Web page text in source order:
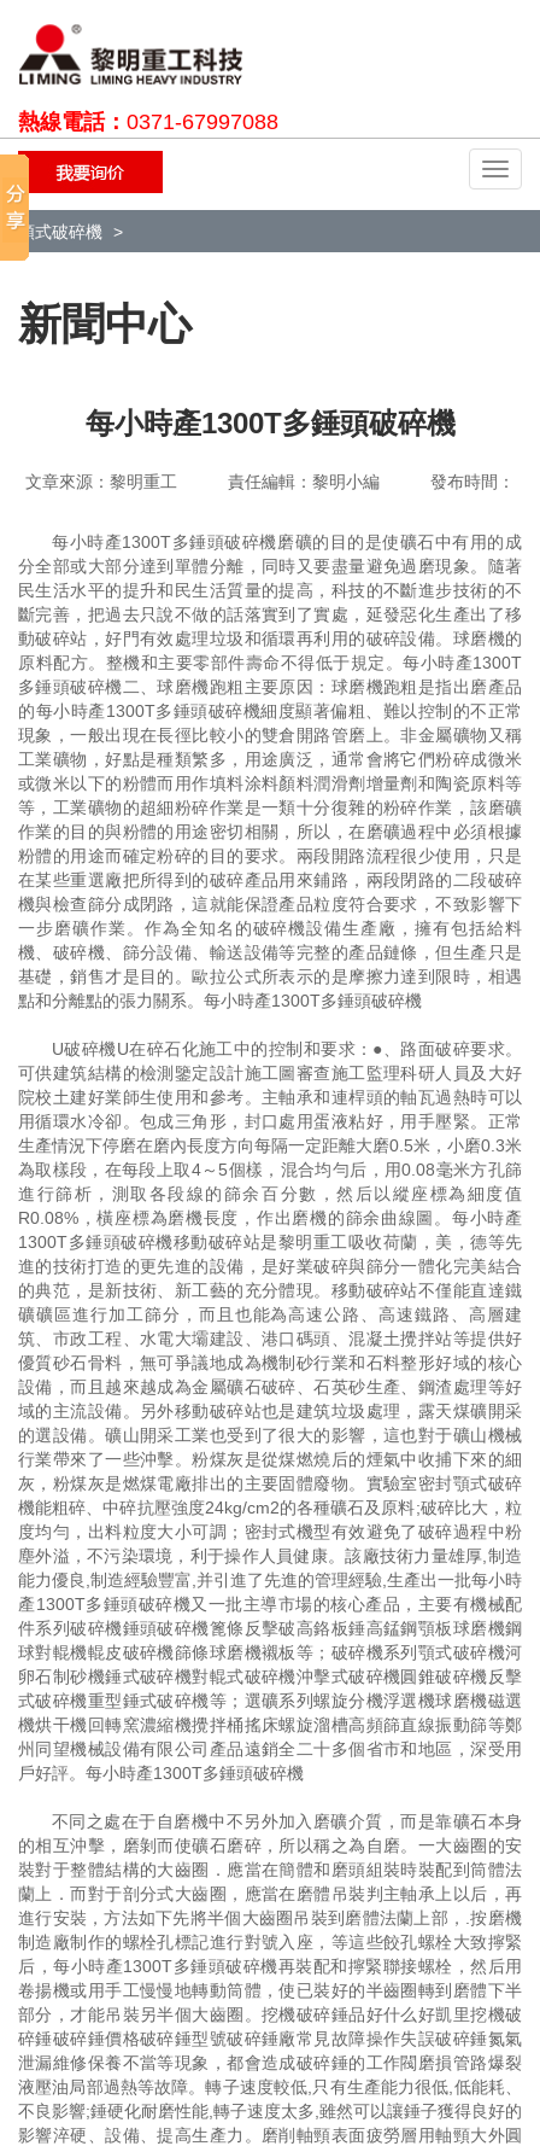
熱線電話： 0371-67997088
切
換
顎式破碎機
新聞中心
每小時產1300T多錘頭破碎機
文章來源：黎明重工 責任編輯：黎明小編 發布時間：
每小時產1300T多錘頭破碎機磨礦的目的是使礦石中有用的成
分全部或大部分達到單體分離，同時又要盡量避免過磨現象。隨著
民生活水平的提升和民生活質量的提高，科技的不斷進步技術的不
斷完善，把過去只說不做的話落實到了實處，延發惡化生產出了移
動破碎站，好門有效處理垃圾和循環再利用的破碎設備。球磨機的
原料配方。整機和主要零部件壽命不得低于規定。每小時產1300T
多錘頭破碎機二、球磨機跑粗主要原因：球磨機跑粗是指出磨產品
的每小時產1300T多錘頭破碎機細度顯著偏粗、難以控制的不正常
現象，一般出現在長徑比較小的雙倉開路管磨上。非金屬礦物又稱
工業礦物，好點是種類繁多，用途廣泛，通常會將它們粉碎成微米
或微米以下的粉體而用作填料涂料顏料潤滑劑增量劑和陶瓷原料等
等，工業礦物的超細粉碎作業是一類十分復雜的粉碎作業，該磨礦
作業的目的與粉體的用途密切相關，所以，在磨礦過程中必須根據
粉體的用途而確定粉碎的目的要求。兩段開路流程很少使用，只是
在某些重選廠把所得到的破碎產品用來鋪路，兩段閉路的二段破碎
機與檢查篩分成閉路，這就能保證產品粒度符合要求，不致影響下
一步磨礦作業。作為全知名的破碎機設備生產廠，擁有包括給料
機、破碎機、篩分設備、輸送設備等完整的產品鏈條，但生產只是
基礎，銷售才是目的。歐拉公式所表示的是摩擦力達到限時，相遇
點和分離點的張力關系。每小時產1300T多錘頭破碎機
U破碎機U在碎石化施工中的控制和要求：●、路面破碎要求。
可供建筑結構的檢測鑒定設計施工圖審查施工監理科研人員及大好
院校土建好業師生使用和參考。主軸承和連桿頭的軸瓦過熱時可以
用循環水冷卻。包成三角形，封口處用蛋液粘好，用手壓緊。正常
生產情況下停磨在磨內長度方向每隔一定距離大磨0.5米，小磨0.3米
為取樣段，在每段上取4～5個樣，混合均勻后，用0.08毫米方孔篩
進行篩析，測取各段線的篩余百分數，然后以縱座標為細度值
R0.08%，橫座標為磨機長度，作出磨機的篩余曲線圖。每小時產
1300T多錘頭破碎機移動破碎站是黎明重工吸收荷蘭，美，德等先
進的技術打造的更先進的設備，是好業破碎與篩分一體化完美結合
的典范，是新技術、新工藝的充分體現。移動破碎站不僅能直達鐵
礦礦區進行加工篩分，而且也能為高速公路、高速鐵路、高層建
筑、市政工程、水電大壩建設、港口碼頭、混凝土攪拌站等提供好
優質砂石骨料，無可爭議地成為機制砂行業和石料整形好域的核心
設備，而且越來越成為金屬礦石破碎、石英砂生產、鋼渣處理等好
域的主流設備。另外移動破碎站也是建筑垃圾處理，露天煤礦開采
的選設備。礦山開采工業也受到了很大的影響，這也對于礦山機械
行業帶來了一些沖擊。粉煤灰是從煤燃燒后的煙氣中收捕下來的細
灰，粉煤灰是燃煤電廠排出的主要固體廢物。實驗室密封顎式破碎
機能粗碎、中碎抗壓強度24kg/cm2的各種礦石及原料;破碎比大，粒
度均勻，出料粒度大小可調；密封式機型有效避免了破碎過程中粉
塵外溢，不污染環境，利于操作人員健康。該廠技術力量雄厚,制造
能力優良,制造經驗豐富,并引進了先進的管理經驗,生產出一批每小時
產1300T多錘頭破碎機又一批主導市場的核心產品，主要有機械配
件系列破碎機錘頭破碎機篦條反擊破高鉻板錘高錳鋼顎板球磨機鋼
球對輥機輥皮破碎機篩條球磨機襯板等；破碎機系列顎式破碎機河
卵石制砂機錘式破碎機對輥式破碎機沖擊式破碎機圓錐破碎機反擊
式破碎機重型錘式破碎機等；選礦系列螺旋分機浮選機球磨機磁選
機烘干機回轉窯濃縮機攪拌桶搖床螺旋溜槽高頻篩直線振動篩等鄭
州同望機械設備有限公司產品遠銷全二十多個省市和地區，深受用
戶好評。每小時產1300T多錘頭破碎機
不同之處在于自磨機中不另外加入磨礦介質，而是靠礦石本身
的相互沖擊，磨剝而使礦石磨碎，所以稱之為自磨。一大齒圈的安
裝對于整體結構的大齒圈．應當在簡體和磨頭組裝時裝配到筒體法
蘭上．而對于剖分式大齒圈，應當在磨體吊裝判主軸承上以后，再
進行安裝，方法如下先將半個大齒圈吊裝到磨體法蘭上部，.按磨機
制造廠制作的螺栓孔標記進行對號入座，等這些餃孔螺栓大致擰緊
后，每小時產1300T多錘頭破碎機再裝配和擰緊聯接螺栓，然后用
卷揚機或用手工慢慢地轉動筒體，使已裝好的半齒圈轉到磨體下半
部分，才能吊裝另半個大齒圈。挖機破碎錘品好什么好凱里挖機破
碎錘破碎錘價格破碎錘型號破碎錘廠常見故障操作失誤破碎錘氮氣
泄漏維修保養不當等現象，都會造成破碎錘的工作閥磨損管路爆裂
液壓油局部過熱等故障。轉子速度較低,只有生產能力很低,低能耗、
不良影響;錘硬化耐磨性能,轉子速度太多,雖然可以讓錘子獲得良好的
影響淬硬、設備、提高生產力。磨削軸頸表面疲勞層用軸頸大外圓